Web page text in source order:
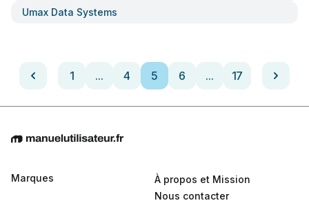
Umax Data Systems
1 ... 4 5 6 ... 17
Marques
À propos et Mission
Nous contacter